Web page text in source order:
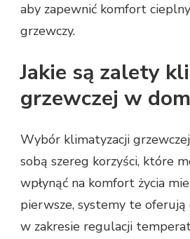
aby zapewnić komfort cieplny
grzewczy.
Jakie są zalety
grzewczej w
Wybór klimatyzacji
sobą szereg korzyści, które
wpłynąć na komfort życia
pierwsze, systemy te oferują
w zakresie regulacji